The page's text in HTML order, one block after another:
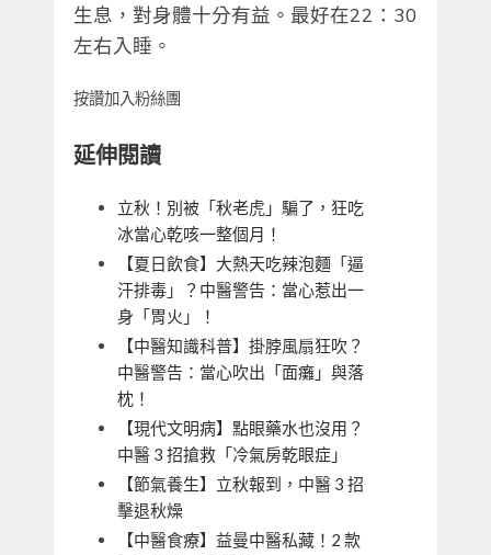
生息，對身體十分有益。最好在22：30
左右入睡。
按讚加入粉絲團
延伸閱讀
立秋！別被「秋老虎」騙了，狂吃
冰當心乾咳一整個月！
【夏日飲食】大熱天吃辣泡麵「逼
汗排毒」？中醫警告：當心惹出一
身「胃火」！
【中醫知識科普】掛脖風扇狂吹？
中醫警告：當心吹出「面癱」與落
枕！
【現代文明病】點眼藥水也沒用？
中醫 3 招搶救「冷氣房乾眼症」
【節氣養生】立秋報到，中醫 3 招
擊退秋燥
【中醫食療】益曼中醫私藏！2 款